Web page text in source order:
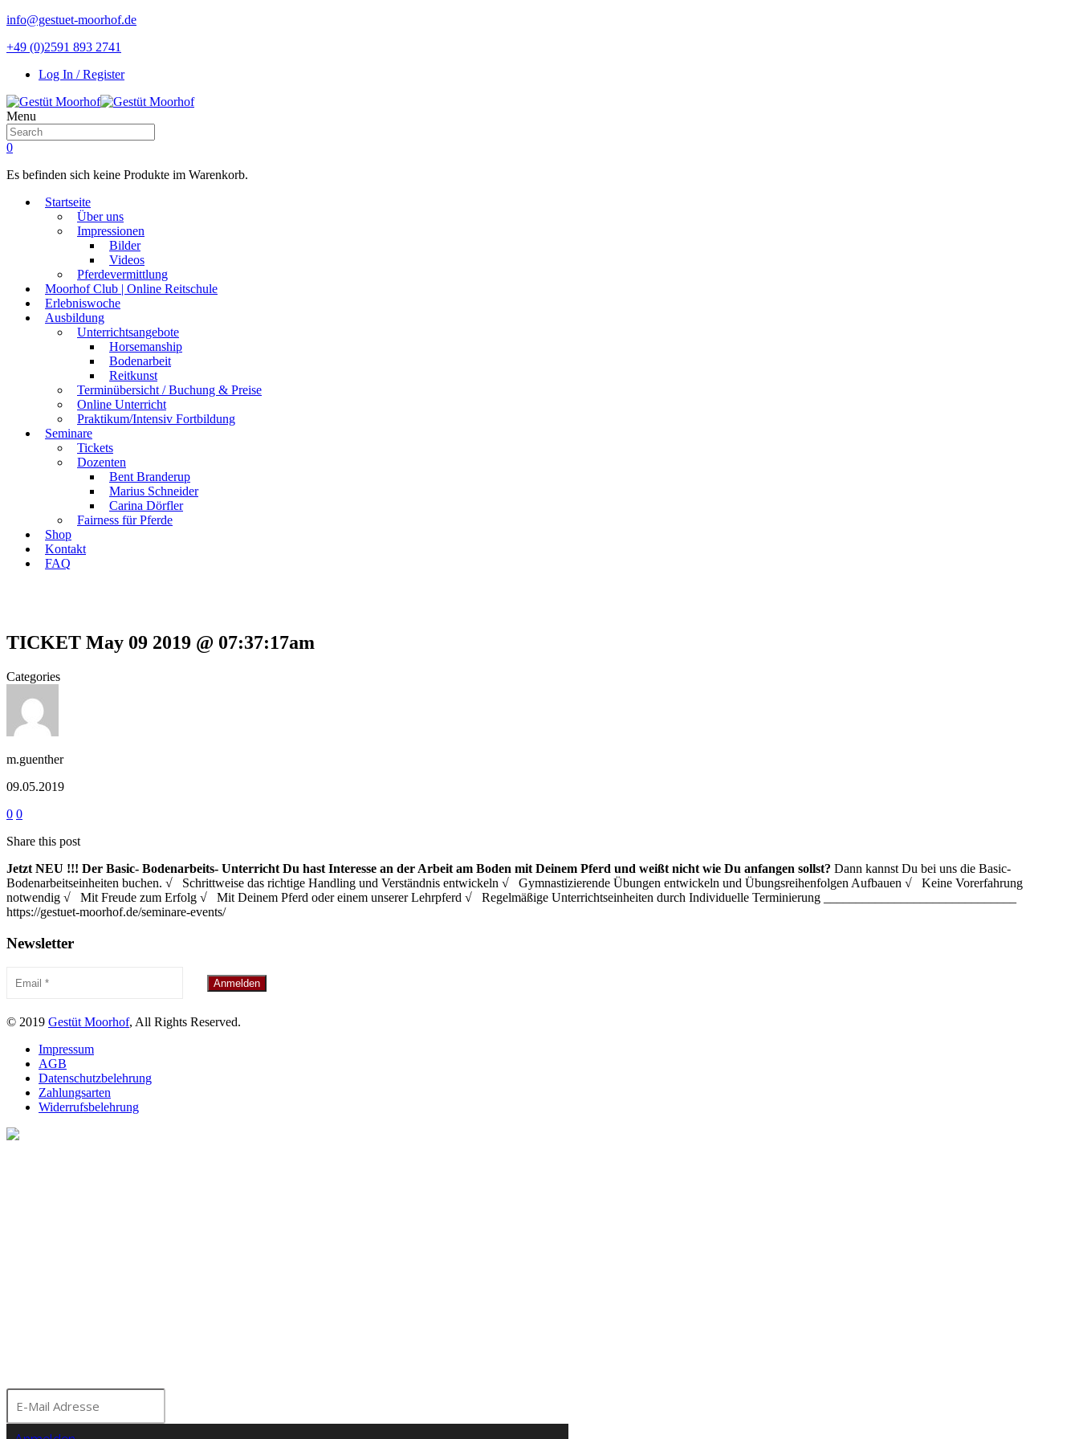
info@gestuet-moorhof.de
+49 (0)2591 893 2741
Log In / Register
Menu
0
Es befinden sich keine Produkte im Warenkorb.
Startseite
Über uns
Impressionen
Bilder
Videos
Pferdevermittlung
Moorhof Club | Online Reitschule
Erlebniswoche
Ausbildung
Unterrichtsangebote
Horsemanship
Bodenarbeit
Reitkunst
Terminübersicht / Buchung & Preise
Online Unterricht
Praktikum/Intensiv Fortbildung
Seminare
Tickets
Dozenten
Bent Branderup
Marius Schneider
Carina Dörfler
Fairness für Pferde
Shop
Kontakt
FAQ
TICKET May 09 2019 @ 07:37:17am
Categories
m.guenther
09.05.2019
0 0
Share this post
Jetzt NEU !!! Der Basic- Bodenarbeits- Unterricht Du hast Interesse an der Arbeit am Boden mit Deinem Pferd und weißt nicht wie Du anfangen sollst? Dann kannst Du bei uns die Basic-
Bodenarbeitseinheiten buchen. √ Schrittweise das richtige Handling und Verständnis entwickeln √ Gymnastizierende Übungen entwickeln und Übungsreihenfolgen Aufbauen √ Keine Vorerfahrung
notwendig √ Mit Freude zum Erfolg √ Mit Deinem Pferd oder einem unserer Lehrpferd √ Regelmäßige Unterrichtseinheiten durch Individuelle Terminierung ______________________________
https://gestuet-moorhof.de/seminare-events/
Newsletter
© 2019 Gestüt Moorhof, All Rights Reserved.
Impressum
AGB
Datenschutzbelehrung
Zahlungsarten
Widerrufsbelehrung